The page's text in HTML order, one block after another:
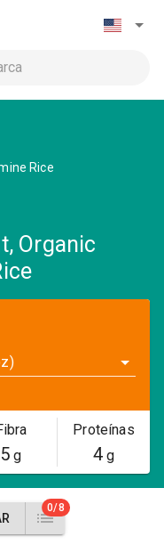
Rice
Organic
5 g
Proteínas
4g
0/8